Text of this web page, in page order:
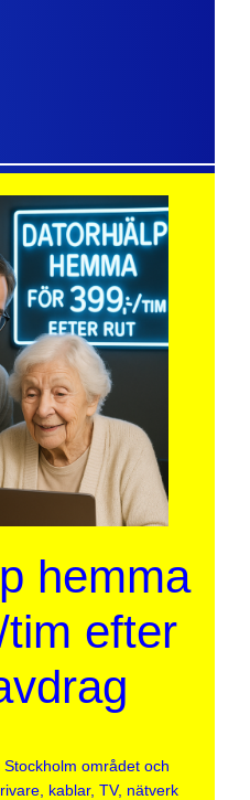
hemma
efter
området och
kablar, TV, nätverk